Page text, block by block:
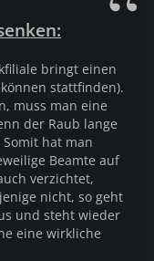
bringt einen
stattfinden).
muss man eine
der Raub lange
hat man
Beamte auf
verzichtet,
nicht, so geht
und steht wieder
eine wirkliche